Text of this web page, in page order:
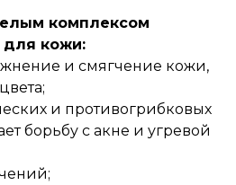
комплексом
для кожи:
и смягчение кожи,
и противогрибковых
борьбу с акне и угревой